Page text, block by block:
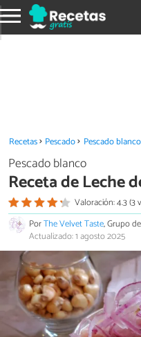
Recetas Pescado Pescado blanco
Pescado blanco
Receta de Leche
Valoración: 4.3 (3
PorThe Velvet Taste, Grupo
Actualizado: 1 agosto 2025